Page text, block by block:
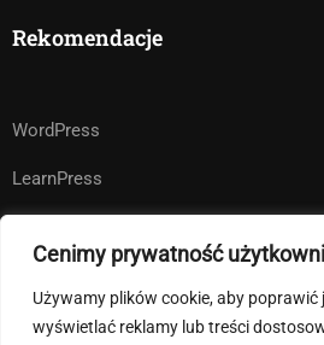
Cenimy prywatność
Używamy plików cookie, aby
wyświetlać reklamy lub treści
Rekomendacje
WordPress
LearnPress